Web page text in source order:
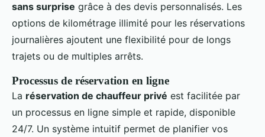
sans surprise grâce à des devis personnalisés. Les
options de kilométrage illimité pour les réservations
journalières ajoutent une flexibilité pour de longs
trajets ou de multiples arrêts.
Processus de réservation en ligne
La réservation de chauffeur privé est facilitée par
un processus en ligne simple et rapide, disponible
24/7. Un système intuitif permet de planifier vos